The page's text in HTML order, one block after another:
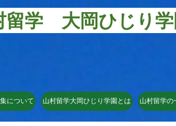
留学 大岡ひじり
について 山村留学大岡ひじり学園とは 山村留学の